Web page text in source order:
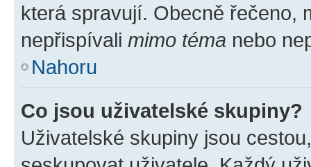
která spravují. Obecně řečeno,
nepřispívali mimo téma nebo
Nahoru
Co jsou uživatelské skupiny?
Uživatelské skupiny jsou